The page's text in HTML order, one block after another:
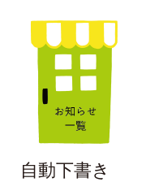
自動下書き